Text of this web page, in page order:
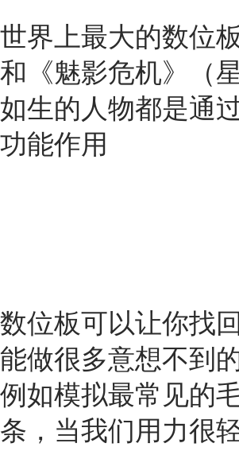
世界上最大的数位
和《魅影危机》（
如生的人物都是通
功能作用
数位板可以让你找
能做很多意想不到
例如模拟最常见的
条，当我们用力很